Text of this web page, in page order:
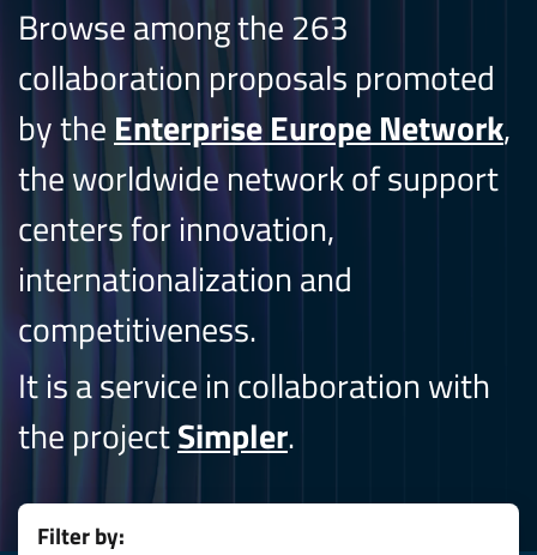
Browse among the 263
collaboration proposals promoted
by the Enterprise Europe Network,
the worldwide network of support
centers for innovation,
internationalization and
competitiveness.
It is a service in collaboration with
the projectSimpler.
Filter by: